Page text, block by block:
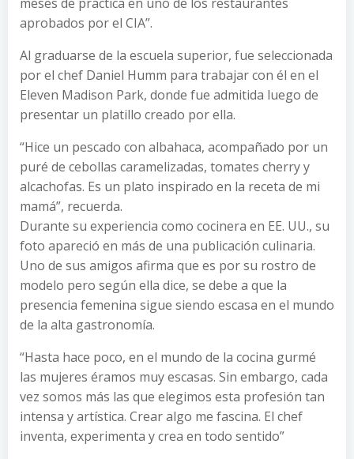
aprobados por el CIA”.
Al graduarse de la escuela superior, fue seleccionada
por el chef Daniel Humm para trabajar con él en el
Eleven Madison Park, donde fue admitida luego de
presentar un platillo creado por ella.
“Hice un pescado con albahaca, acompañado por un
puré de cebollas caramelizadas, tomates cherry y
alcachofas. Es un plato inspirado en la receta de mi
mamá”, recuerda.
Durante su experiencia como cocinera en EE. UU., su
foto apareció en más de una publicación culinaria.
Uno de sus amigos afirma que es por su rostro de
modelo pero según ella dice, se debe a que la
presencia femenina sigue siendo escasa en el mundo
de la alta gastronomía.
“Hasta hace poco, en el mundo de la cocina gurmé
las mujeres éramos muy escasas. Sin embargo, cada
vez somos más las que elegimos esta profesión tan
intensa y artística. Crear algo me fascina. El chef
inventa, experimenta y crea en todo sentido”